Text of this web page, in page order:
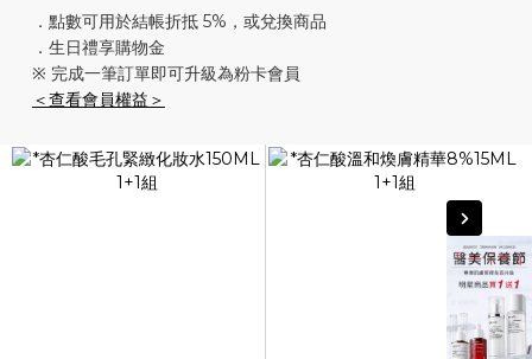
．點數可用於結帳折抵 5%，或兌換商品
．生日禮享購物金
※ 完成一筆訂單即可升級為粉卡會員
＜查看會員權益＞